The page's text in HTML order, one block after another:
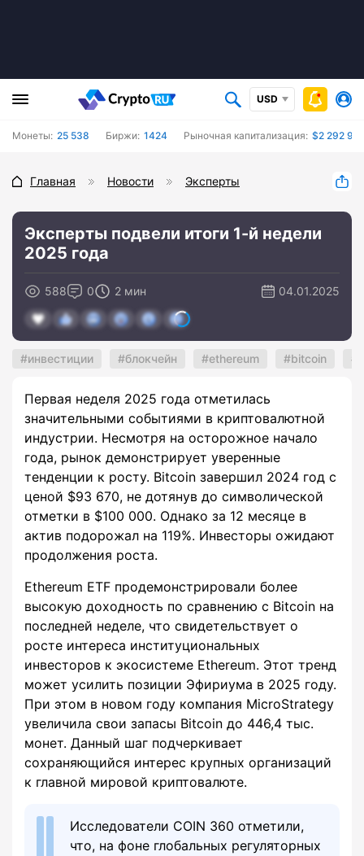
USD
Монеты: 25 538 Биржи: 1424 Рыночная капитализация: $2 292
Главная Новости Эксперты
Эксперты подвели итоги 1-й недели
2025 года
588 0 2 мин 04.01.2025
инвестиции блокчейн ethereum bitcoin
Первая неделя 2025 года отметилась
значительными событиями в криптовалютной
индустрии. Несмотря на осторожное начало
года, рынок демонстрирует уверенные
тенденции к росту. Bitcoin завершил 2024 год с
ценой $93 670, не дотянув до символической
отметки в $100 000. Однако за 12 месяце в
актив подорожал на 119%. Инвесторы ожидают
продолжения роста.
Ethereum ETF продемонстрировали более
высокую доходность по сравнению с Bitcoin на
последней неделе, что свидетельствует о
росте интереса институциональных
инвесторов к экосистеме Ethereum. Этот тренд
может усилить позиции Эфириума в 2025 году.
При этом в новом году компания MicroStrategy
увеличила свои запасы Bitcoin до 446,4 тыс.
монет. Данный шаг подчеркивает
сохраняющийся интерес крупных организаций
к главной мировой криптовалюте.
Исследователи COIN 360 отметили,
что, на фоне глобальных регуляторных